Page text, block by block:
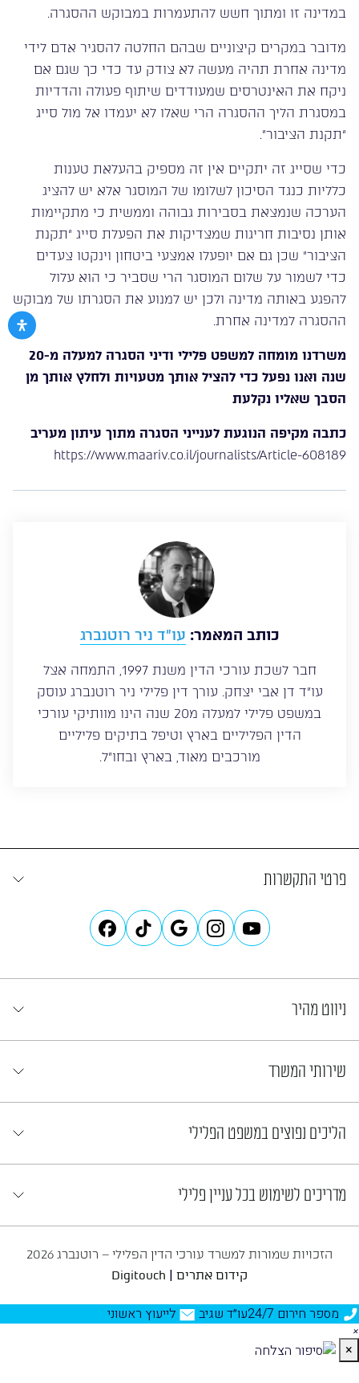
במדינה זו ומתוך חשש להתעמרות במבוקש ההסגרה.
מדובר במקרים קיצוניים שבהם החלטה להסגיר אדם לידי
מדינה אחרת תהיה מעשה לא צודק עד כדי כך שגם אם
ניקח את האינטרסים שמעודדים שיתוף פעולה והדדיות
במסגרת הליך ההסגרה הרי שאלו לא יעמדו אל מול סייג
“תקנת הציבור”.
כדי שסייג זה יתקיים אין זה מספיק בהעלאת טענות
כלליות כנגד הסיכון לשלומו של המוסגר אלא יש להציג
הערכה שנמצאת בסבירות גבוהה וממשית כי מתקיימות
אותן נסיבות חריגות שמצדיקות את הפעלת סייג “תקנת
הציבור” שכן גם אם יופעלו אמצעי ביטחון וינקטו צעדים
כדי לשמור על שלום המוסגר הרי שסביר כי הוא עלול
להפגע באותה מדינה ולכן יש למנוע את הסגרתו של מבוקש
ההסגרה למדינה אחרת.
משרדנו מומחה למשפט פלילי ודיני הסגרה למעלה מ-20
שנה ואנו נפעל כדי להציל אותך מטעויות ולחלץ אותך מן
הסבך שאליו נקלעת
כתבה מקיפה הנוגעת לענייני הסגרה מתוך עיתון מעריב
https://www.maariv.co.il/journalists/Article-608189
כותב המאמר: עו”ד ניר רוטנברג
חבר לשכת עורכי הדין משנת 1997, התמחה אצל
עו”ד דן אבי יצחק. עורך דין פלילי ניר רוטנברג עוסק
במשפט פלילי למעלה מ20 שנה הינו מוותיקי עורכי
הדין הפליליים בארץ וטיפל בתיקים פליליים
מורכבים מאוד, בארץ ובחו”ל.
פרטי התקשרות
ניווט מהיר
שירותי המשרד
הליכים נפוצים במשפט הפלילי
מדריכים לשימוש בכל עניין פלילי
הזכויות שמורות למשרד עורכי הדין הפלילי – רוטנברג 2026
קידום אתרים |
Digitouch
מספר חירום 24/7 עו״ד שגיב לייעוץ ראשוני
×
×